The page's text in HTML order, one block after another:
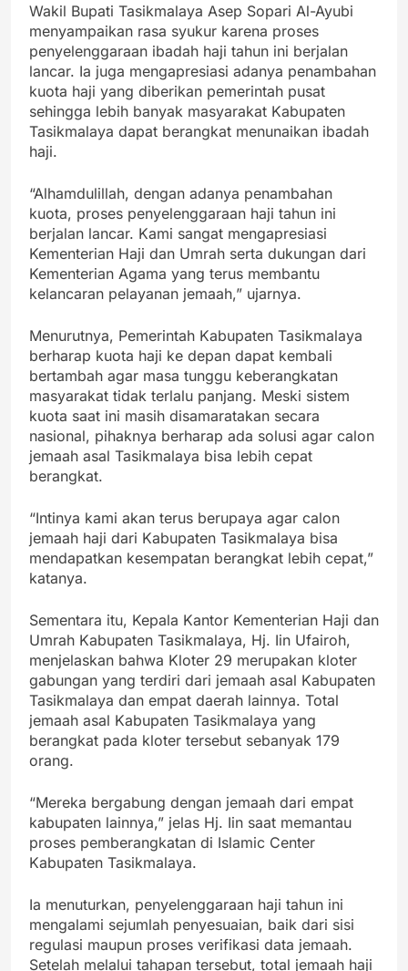
Wakil Bupati Tasikmalaya Asep Sopari Al-Ayubi
menyampaikan rasa syukur karena proses
penyelenggaraan ibadah haji tahun ini berjalan
lancar. Ia juga mengapresiasi adanya penambahan
kuota haji yang diberikan pemerintah pusat
sehingga lebih banyak masyarakat Kabupaten
Tasikmalaya dapat berangkat menunaikan ibadah
haji.
“Alhamdulillah, dengan adanya penambahan
kuota, proses penyelenggaraan haji tahun ini
berjalan lancar. Kami sangat mengapresiasi
Kementerian Haji dan Umrah serta dukungan dari
Kementerian Agama yang terus membantu
kelancaran pelayanan jemaah,” ujarnya.
Menurutnya, Pemerintah Kabupaten Tasikmalaya
berharap kuota haji ke depan dapat kembali
bertambah agar masa tunggu keberangkatan
masyarakat tidak terlalu panjang. Meski sistem
kuota saat ini masih disamaratakan secara
nasional, pihaknya berharap ada solusi agar calon
jemaah asal Tasikmalaya bisa lebih cepat
berangkat.
“Intinya kami akan terus berupaya agar calon
jemaah haji dari Kabupaten Tasikmalaya bisa
mendapatkan kesempatan berangkat lebih cepat,”
katanya.
Sementara itu, Kepala Kantor Kementerian Haji dan
Umrah Kabupaten Tasikmalaya, Hj. Iin Ufairoh,
menjelaskan bahwa Kloter 29 merupakan kloter
gabungan yang terdiri dari jemaah asal Kabupaten
Tasikmalaya dan empat daerah lainnya. Total
jemaah asal Kabupaten Tasikmalaya yang
berangkat pada kloter tersebut sebanyak 179
orang.
“Mereka bergabung dengan jemaah dari empat
kabupaten lainnya,” jelas Hj. Iin saat memantau
proses pemberangkatan di Islamic Center
Kabupaten Tasikmalaya.
Ia menuturkan, penyelenggaraan haji tahun ini
mengalami sejumlah penyesuaian, baik dari sisi
regulasi maupun proses verifikasi data jemaah.
Setelah melalui tahapan tersebut, total jemaah haji